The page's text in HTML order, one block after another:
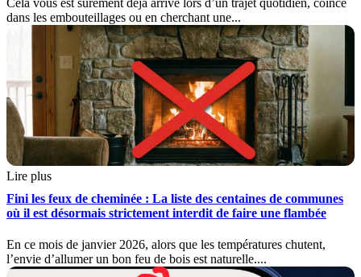
dans les embouteillages ou en cherchant une...
Lire plus
Fini les feux de cheminée : La liste des centaines de communes
où il est désormais strictement interdit de faire une flambée
En ce mois de janvier 2026, alors que les températures chutent,
l’envie d’allumer un bon feu de bois est naturelle....